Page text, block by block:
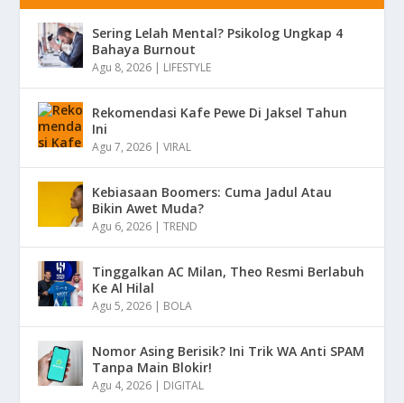
Sering Lelah Mental? Psikolog Ungkap 4
Bahaya Burnout
Agu 8, 2026 | LIFESTYLE
Rekomendasi Kafe Pewe Di Jaksel Tahun
Ini
Agu 7, 2026 |VIRAL
Kebiasaan Boomers: Cuma Jadul Atau
Bikin Awet Muda?
Agu 6, 2026 |TREND
Tinggalkan AC Milan, Theo Resmi Berlabuh
Ke Al Hilal
Agu 5, 2026 | BOLA
Nomor Asing Berisik? Ini Trik WA Anti SPAM
Tanpa Main Blokir!
Agu 4, 2026 | DIGITAL